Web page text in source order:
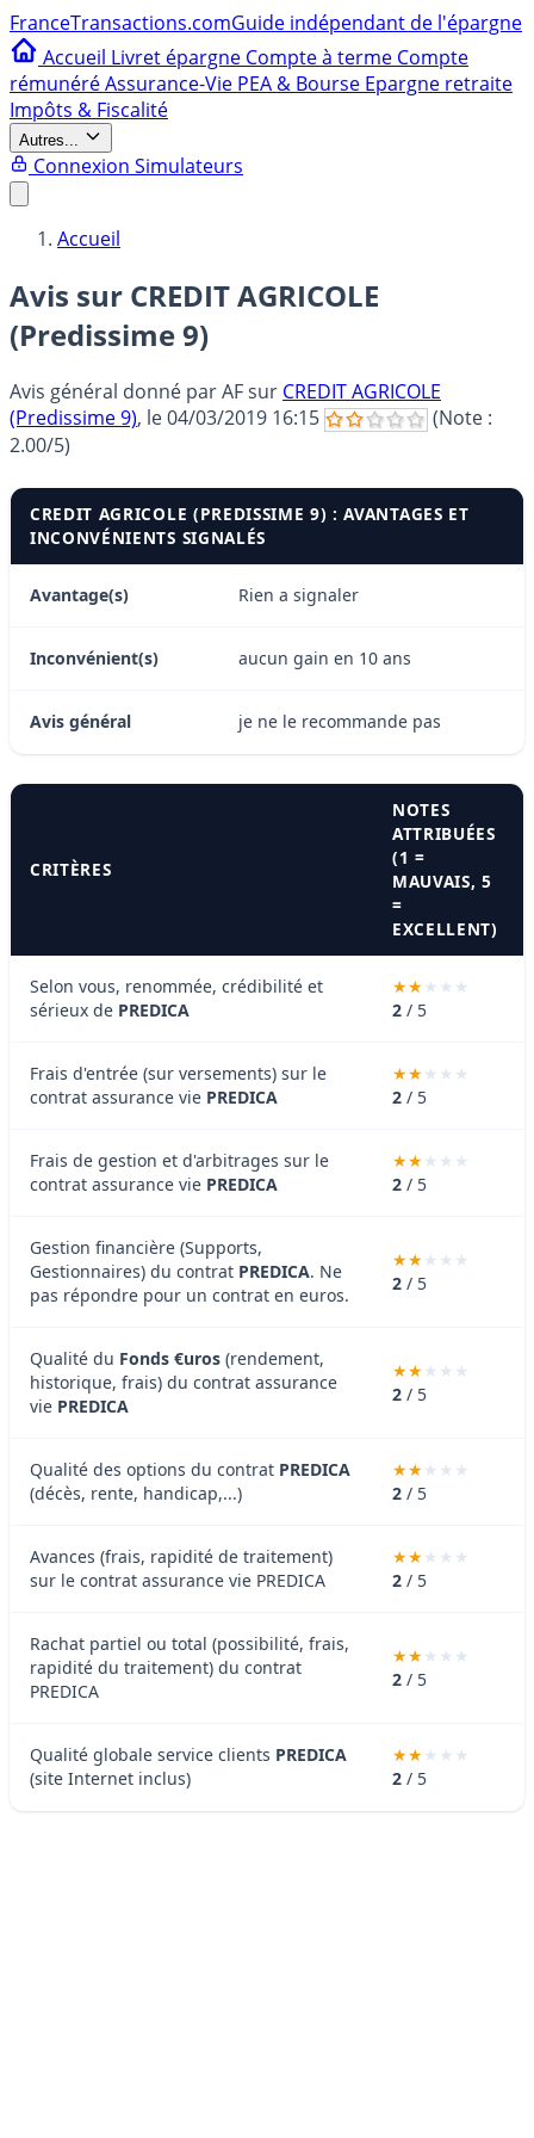
FranceTransactions.comGuide indépendant de l'épargne
Accueil Livret épargne Compte à terme Compte
rémunéréAssurance-Vie PEA & Bourse Epargne retraite
Impôts & Fiscalité
Autres...
Connexion Simulateurs
Accueil
Avis sur CREDIT AGRICOLE
(Predissime 9)
Avis général donné parAFsur CREDIT AGRICOLE
(Predissime 9), le04/03/2019 16:15
(Note :
2.00/5)
CREDIT AGRICOLE (PREDISSIME 9) : AVANTAGES ET
INCONVÉNIENTS SIGNALÉS
Avantage(s) Rien a signaler
Inconvénient(s) aucun gain en 10 ans
Avis général je ne le recommande pas
CRITÈRES
NOTES
ATTRIBUÉES
(1 =
MAUVAIS, 5
=
EXCELLENT)
Selon vous, renommée, crédibilité et
sérieux de PREDICA 2 / 5
Frais d'entrée (sur versements) sur le
contrat assurance vie PREDICA 2 / 5
Frais de gestion et d'arbitrages sur le
contrat assurance vie PREDICA 2 / 5
Gestion financière (Supports,
Gestionnaires) du contrat PREDICA. Ne
pas répondre pour un contrat en euros.
2 / 5
Qualité du Fonds €uros (rendement,
historique, frais) du contrat assurance
vie PREDICA
2 / 5
Qualité des options du contrat PREDICA
(décès, rente, handicap,...)
2 / 5
Avances (frais, rapidité de traitement)
sur le contrat assurance vie PREDICA
2 / 5
Rachat partiel ou total (possibilité, frais,
rapidité du traitement) du contrat
PREDICA
2 / 5
Qualité globale service clients PREDICA
(site Internet inclus)
2 / 5